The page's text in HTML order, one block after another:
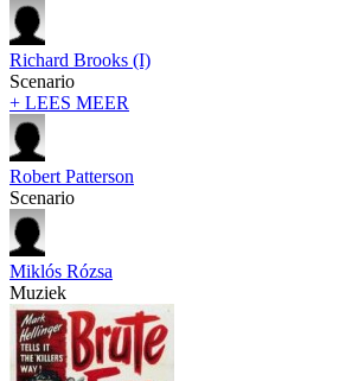
Richard Brooks (I)
Scenario
+ LEES MEER
Robert Patterson
Scenario
Miklós Rózsa
Muziek